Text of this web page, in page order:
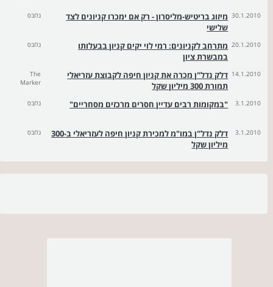
30.1.2010 מיזוג בריטיש-מליסרון - רק אם ימכרו קניונים לצד
שלישי
גלובס
20.1.2010 מתרחב לקניונים: רמי לוי יקים קניון בבעלותו
במבשרת ציון
גלובס
14.1.2010 דלק נדל"ן מכרה את קניון חיפה לקבוצת עזריאלי
תמורת 300 מיליון שקל
The
Marker
3.1.2010 "במקומות רבים עדיין חסרים מרכזים מסחריים" גלובס
3.1.2010
דלק נדל"ן במו"מ למכירת קניון חיפה לעזריאלי ב-300
מיליון שקל
גלובס